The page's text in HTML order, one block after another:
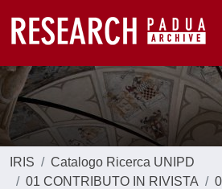
IRIS
Catalogo Ricerca UNIPD
01 CONTRIBUTO IN RIVISTA